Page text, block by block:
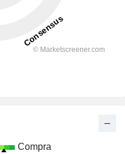
Compra